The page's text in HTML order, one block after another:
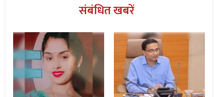
संबंधित खबरें